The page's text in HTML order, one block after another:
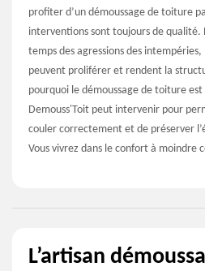
profiter d’un démoussage de toiture
interventions sont toujours de
temps des agressions des
peuvent proliférer et rendent la
pourquoi le démoussage de toiture
Demouss'Toit peut intervenir pour
couler correctement et de préserver
Vous vivrez dans le confort à moindre
L’artisan